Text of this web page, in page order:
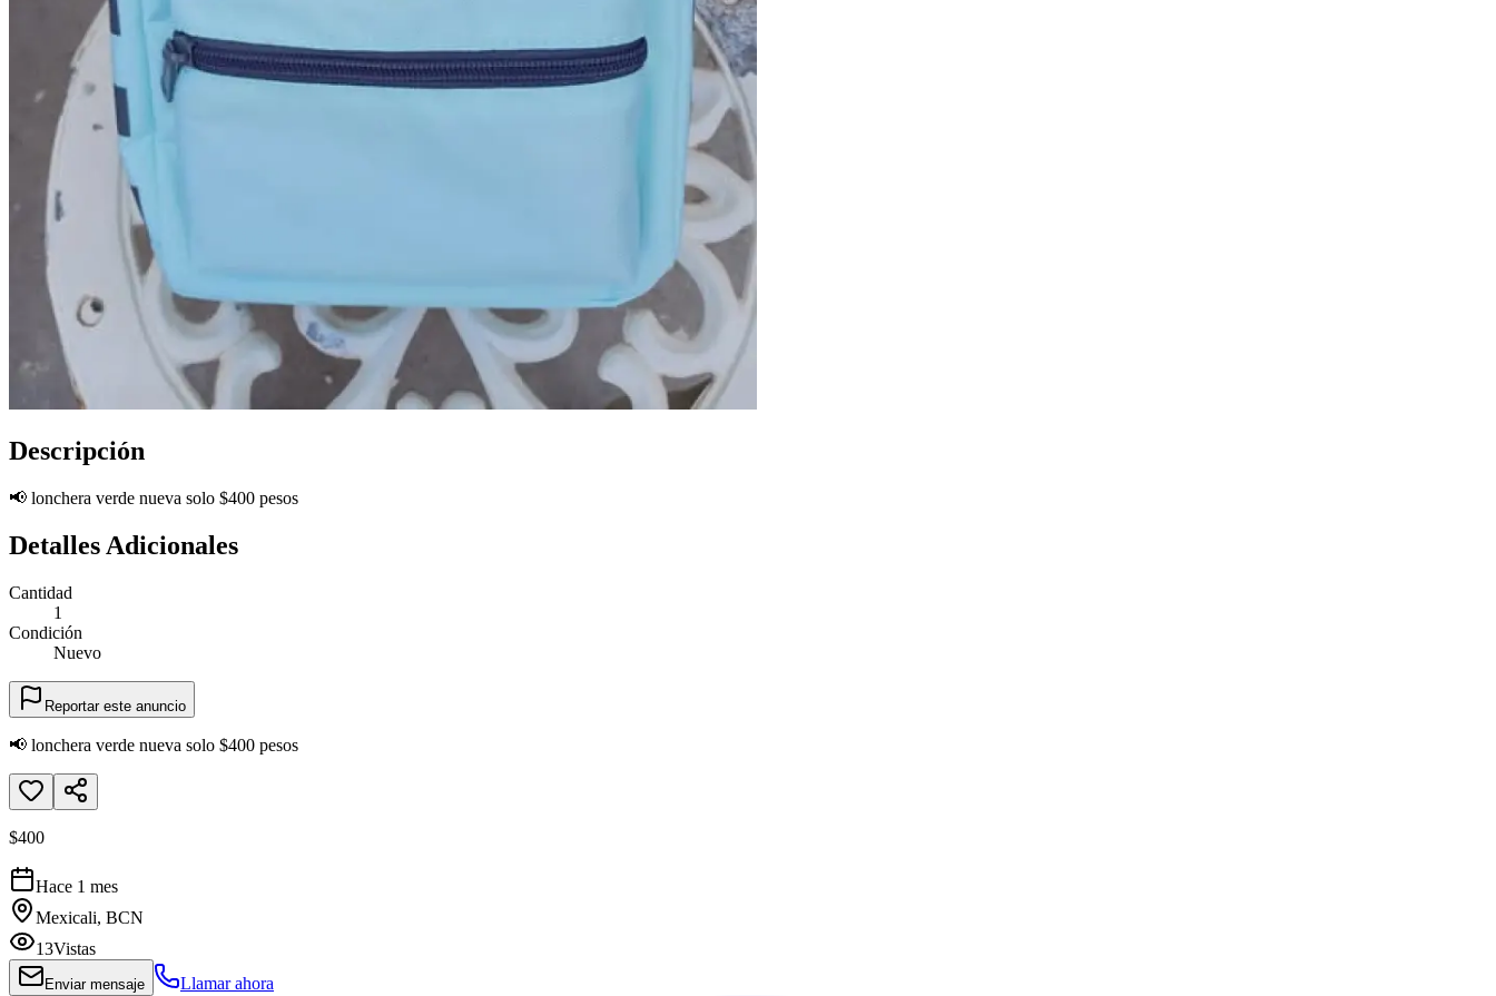
Descripción
📢 lonchera verde nueva solo $400 pesos
Detalles Adicionales
Cantidad
1
Condición
Nuevo
Reportar este anuncio
📢 lonchera verde nueva solo $400 pesos
$400
Hace 1 mes
Mexicali, BCN
13Vistas
Enviar mensaje Llamar ahora